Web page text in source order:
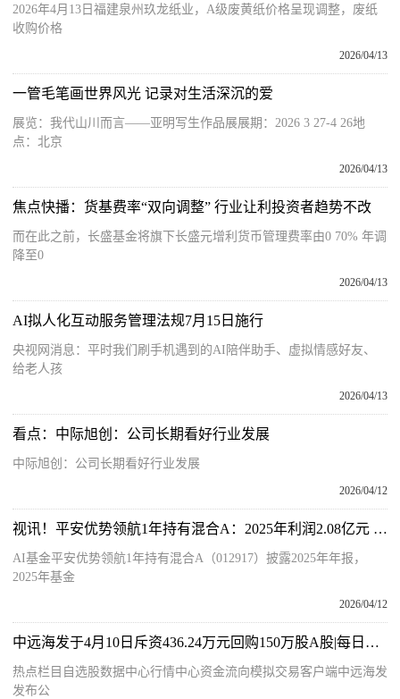
2026年4月13日福建泉州玖龙纸业，A级废黄纸价格呈现调整，废纸
收购价格
2026/04/13
一管毛笔画世界风光 记录对生活深沉的爱
展览：我代山川而言——亚明写生作品展展期：2026 3 27-4 26地
点：北京
2026/04/13
焦点快播：货基费率“双向调整” 行业让利投资者趋势不改
而在此之前，长盛基金将旗下长盛元增利货币管理费率由0 70% 年调
降至0
2026/04/13
AI拟人化互动服务管理法规7月15日施行
央视网消息：平时我们刷手机遇到的AI陪伴助手、虚拟情感好友、
给老人孩
2026/04/13
看点：中际旭创：公司长期看好行业发展
中际旭创：公司长期看好行业发展
2026/04/12
视讯！平安优势领航1年持有混合A：2025年利润2.08亿元 净值增长率58.88%
AI基金平安优势领航1年持有混合A（012917）披露2025年年报，
2025年基金
2026/04/12
中远海发于4月10日斥资436.24万元回购150万股A股|每日看点
热点栏目自选股数据中心行情中心资金流向模拟交易客户端中远海发
发布公